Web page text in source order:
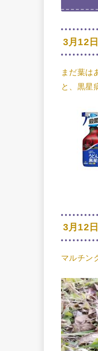
3月12
まだ葉は
と、黒星
3月12
マルチン